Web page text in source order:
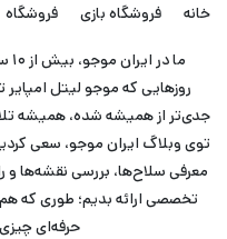
خانه فروشگاه بازی فروشگاه
روزهایی که موجو لیتل امپایر
جدی‌تر از همیشه شده، همیشه
توی وبلاگ ایران موجو، سعی
معرفی سلاح‌ها، بررسی نقشه‌ها و
تخصصی ارائه بدیم؛ طوری که هم
حرفه‌ای چیزی